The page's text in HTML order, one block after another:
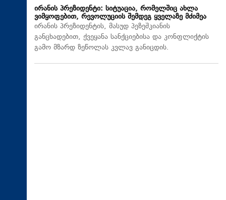
ირანის პრეზიდენტი: სიტუაცია, რომელშიც ახლა
ვიმყოფებით, რევოლუციის შემდეგ ყველაზე მძიმეა
ირანის პრეზიდენტის, მასუდ პეზეშკიანის
განცხადებით, ქვეყანა სანქციებისა და კონფლიქტის
გამო მზარდ ზეწოლას კვლავ განიცდის.